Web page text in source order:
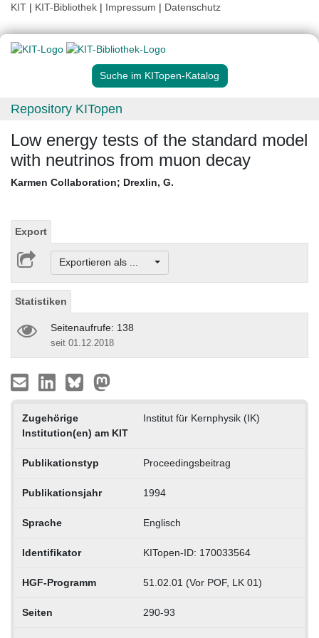
KIT | KIT-Bibliothek | Impressum | Datenschutz
Suche im KITopen-Katalog
Repository KITopen
Low energy tests of the standard model
with neutrinos from muon decay
Karmen Collaboration; Drexlin, G.
Export
Exportieren als ...
Statistiken
Seitenaufrufe: 138
seit 01.12.2018
Zugehörige
Institution(en) am KIT
Institut für Kernphysik (IK)
Publikationstyp Proceedingsbeitrag
Publikationsjahr 1994
Sprache Englisch
Identifikator KITopen-ID: 170033564
HGF-Programm 51.02.01 (Vor POF, LK 01)
Seiten 290-93